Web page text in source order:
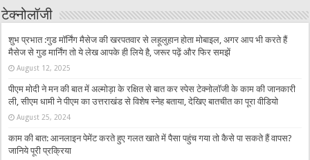
टेक्नोलॉजी
शुभ प्रभात :गुड मॉर्निंग मैसेज की खरपतवार से लहूलुहान होता मोबाइल, अगर आप भी करते हैं
मैसेज से गुड मार्निंग तो ये लेख आपके ही लिये है, जरूर पढ़ें और फिर समझें
August 12, 2025
पीएम मोदी ने मन की बात में अल्मोड़ा के रक्षित से बात कर स्पेस टेक्नोलॉजी के काम की जानकारी
ली, सीएम धामी ने पीएम का उत्तराखंड से विशेष स्नेह बताया, देखिए बातचीत का पूरा वीडियो
August 25, 2024
काम की बात: आनलाइन पेमेंट करते हुए गलत खाते में पैसा पहुंच गया तो कैसे पा सकते हैं वापस?
जानिये पूरी प्रक्रिया